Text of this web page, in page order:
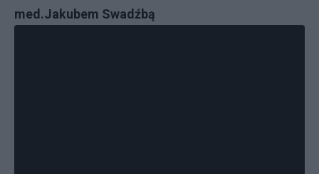
med.Jakubem Swadźbą